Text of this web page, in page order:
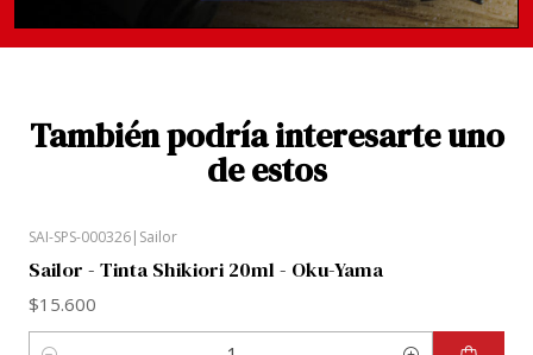
También podría interesarte uno
de estos
SAI-SPS-000326| Sailor
Sailor - Tinta Shikiori 20ml - Oku-Yama
$15.600